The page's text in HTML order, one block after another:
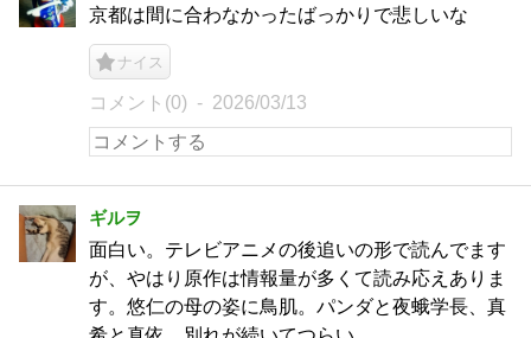
京都は間に合わなかったばっかりで悲しいな
ナイス
コメント(0) 2026/03/13
ギルヲ
面白い。テレビアニメの後追いの形で読んでます
が、やはり原作は情報量が多くて読み応えありま
す。悠仁の母の姿に鳥肌。パンダと夜蛾学長、真